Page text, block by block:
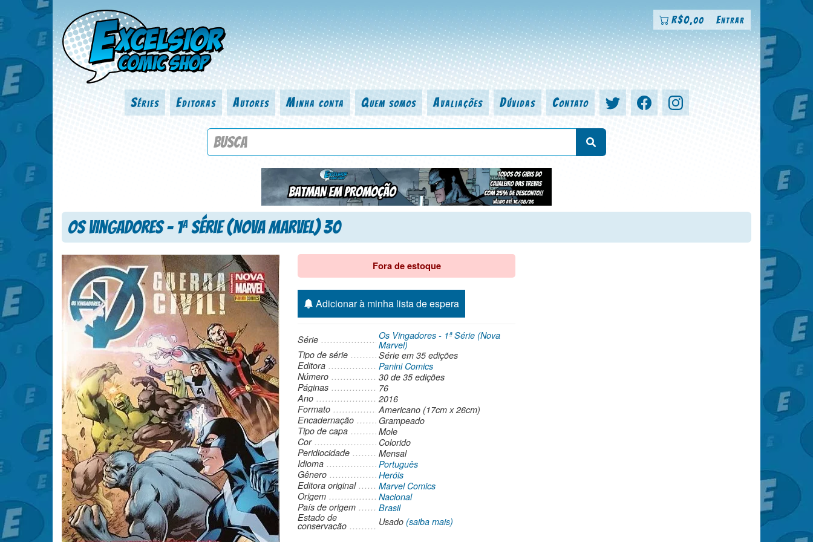
R$0,00 Entrar
Séries Editoras Autores Minha conta Quem somos Avaliações Dúvidas Contato
Procure por título da revista, personagem, série, escritor, desenhista, arte-finalista, colorista
Os Vingadores – 1aSérie (Nova Marvel) 30
Fora de estoque
Adicionar à minha lista de espera
Série
Os Vingadores - 1ª Série (Nova
Marvel)
Tipo de série
Série em 35 edições
Editora
Panini Comics
Número
30 de 35 edições
Páginas
76
Ano
2016
Formato
Americano (17cm x 26cm)
Encadernação
Grampeado
Tipo de capa
Mole
Cor
Colorido
Peridiocidade
Mensal
Idioma
Português
Gênero
Heróis
Editora original
Marvel Comics
Origem
Nacional
País de origem
Brasil
Estado de
conservação Usado (saiba mais)